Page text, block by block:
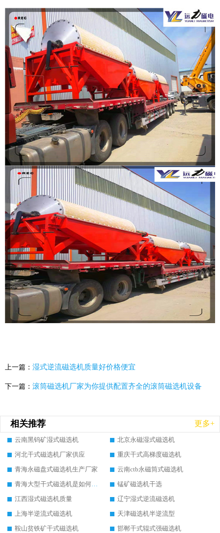
上一篇： 湿式逆流磁选机质量好价格便宜
下一篇： 滚筒磁选机厂家为你提供配置齐全的滚筒磁选机设备
相关推荐 更多+
云南黑钨矿湿式磁选机
北京永磁湿式磁选机
河北干式磁选机厂家供应
重庆干式高梯度磁选机
青海永磁盘式磁选机生产厂家
云南ctb永磁筒式磁选机
青海大型干式磁选机是如何选矿的
锰矿磁选机干选
江西湿式磁选机质量
辽宁湿式逆流磁选机
上海半逆流式磁选机
天津磁选机半逆流型
鞍山贫铁矿干式磁选机
邯郸干式辊式强磁选机